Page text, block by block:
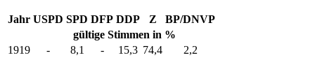
Jahr USPD SPD DFP DDP Z
BP/DNVP
gültige Stimmen in %
1919
- 8,1 - 15,3 74,4 2,2